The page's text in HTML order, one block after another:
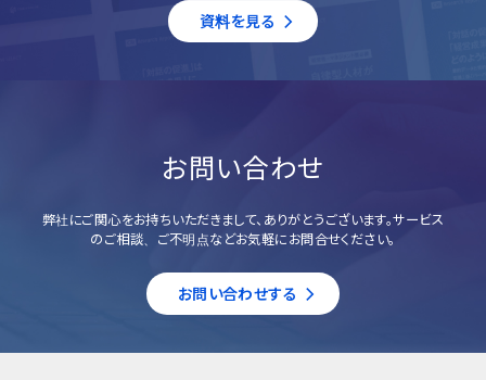
資料を見る
お問い合わせ
弊社にご関心をお持ちいただきまして、ありがとうございます。サービス
のご相談、ご不明点などお気軽にお問合せください。
お問い合わせする